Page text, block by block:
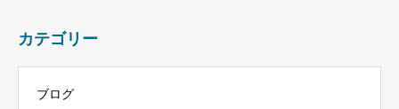
カテゴリー
ブログ